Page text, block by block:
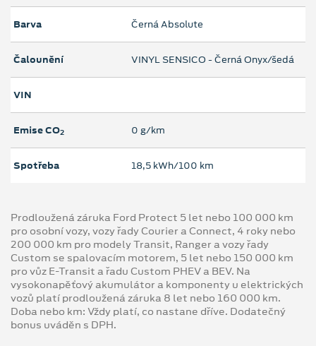
Barva Černá Absolute
Čalounění VINYL SENSICO - Černá Onyx/šedá
VIN
Emise CO2 0 g/km
Spotřeba 18,5 kWh/100 km
Prodloužená záruka Ford Protect 5 let nebo 100 000 km
pro osobní vozy, vozy řady Courier a Connect, 4 roky nebo
200 000 km pro modely Transit, Ranger a vozy řady
Custom se spalovacím motorem, 5 let nebo 150 000 km
pro vůz E-Transit a řadu Custom PHEV a BEV. Na
vysokonapěťový akumulátor a komponenty u elektrických
vozů platí prodloužená záruka 8 let nebo 160 000 km.
Doba nebo km: Vždy platí, co nastane dříve. Dodatečný
bonus uváděn s DPH.